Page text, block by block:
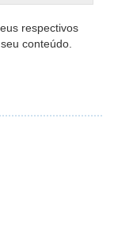
respectivos
conteúdo.